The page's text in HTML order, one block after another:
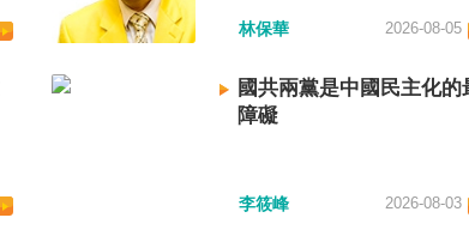
林保華 2026-08-05
國共兩黨是中國民主化的
障礙
李筱峰 2026-08-03